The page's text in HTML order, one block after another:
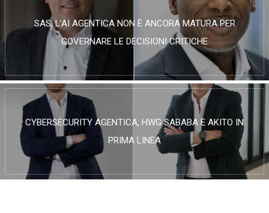
SAS, L’AI AGENTICA NON È ANCORA MATURA PER
GOVERNARE LE DECISIONI CRITICHE
CYBERSECURITY AGENTICA, HWG SABABA E AKITO IN
PRIMA LINEA